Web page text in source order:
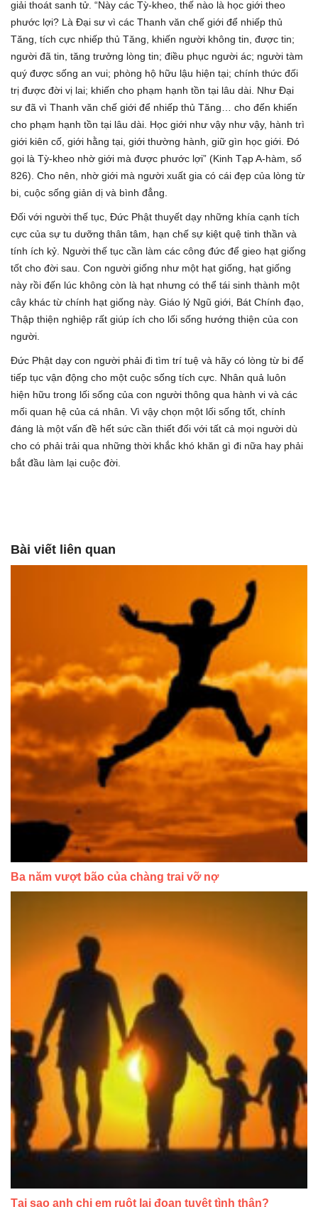
giải thoát sanh tử. “Này các Tỳ-kheo, thế nào là học giới theo
phước lợi? Là Đại sư vì các Thanh văn chế giới để nhiếp thủ
Tăng, tích cực nhiếp thủ Tăng, khiến người không tin, được tin;
người đã tin, tăng trưởng lòng tin; điều phục người ác; người tàm
quý được sống an vui; phòng hộ hữu lậu hiện tại; chính thức đối
trị được đời vị lai; khiến cho phạm hạnh tồn tại lâu dài. Như Đại
sư đã vì Thanh văn chế giới để nhiếp thủ Tăng… cho đến khiến
cho phạm hạnh tồn tại lâu dài. Học giới như vậy như vậy, hành trì
giới kiên cố, giới hằng tại, giới thường hành, giữ gìn học giới. Đó
gọi là Tỳ-kheo nhờ giới mà được phước lợi” (Kinh Tạp A-hàm, số
826). Cho nên, nhờ giới mà người xuất gia có cái đẹp của lòng từ
bi, cuộc sống giản dị và bình đẳng.
Đối với người thế tục, Đức Phật thuyết dạy những khía cạnh tích
cực của sự tu dưỡng thân tâm, hạn chế sự kiệt quệ tinh thần và
tính ích kỷ. Người thế tục cần làm các công đức để gieo hạt giống
tốt cho đời sau. Con người giống như một hạt giống, hạt giống
này rồi đến lúc không còn là hạt nhưng có thể tái sinh thành một
cây khác từ chính hạt giống này. Giáo lý Ngũ giới, Bát Chính đạo,
Thập thiện nghiệp rất giúp ích cho lối sống hướng thiện của con
người.
Đức Phật dạy con người phải đi tìm trí tuệ và hãy có lòng từ bi để
tiếp tục vận động cho một cuộc sống tích cực. Nhân quả luôn
hiện hữu trong lối sống của con người thông qua hành vi và các
mối quan hệ của cá nhân. Vì vậy chọn một lối sống tốt, chính
đáng là một vấn đề hết sức cần thiết đối với tất cả mọi người dù
cho có phải trải qua những thời khắc khó khăn gì đi nữa hay phải
bắt đầu làm lại cuộc đời.
Bài viết liên quan
Ba năm vượt bão của chàng trai vỡ nợ
Tại sao anh chị em ruột lại đoạn tuyệt tình thân?